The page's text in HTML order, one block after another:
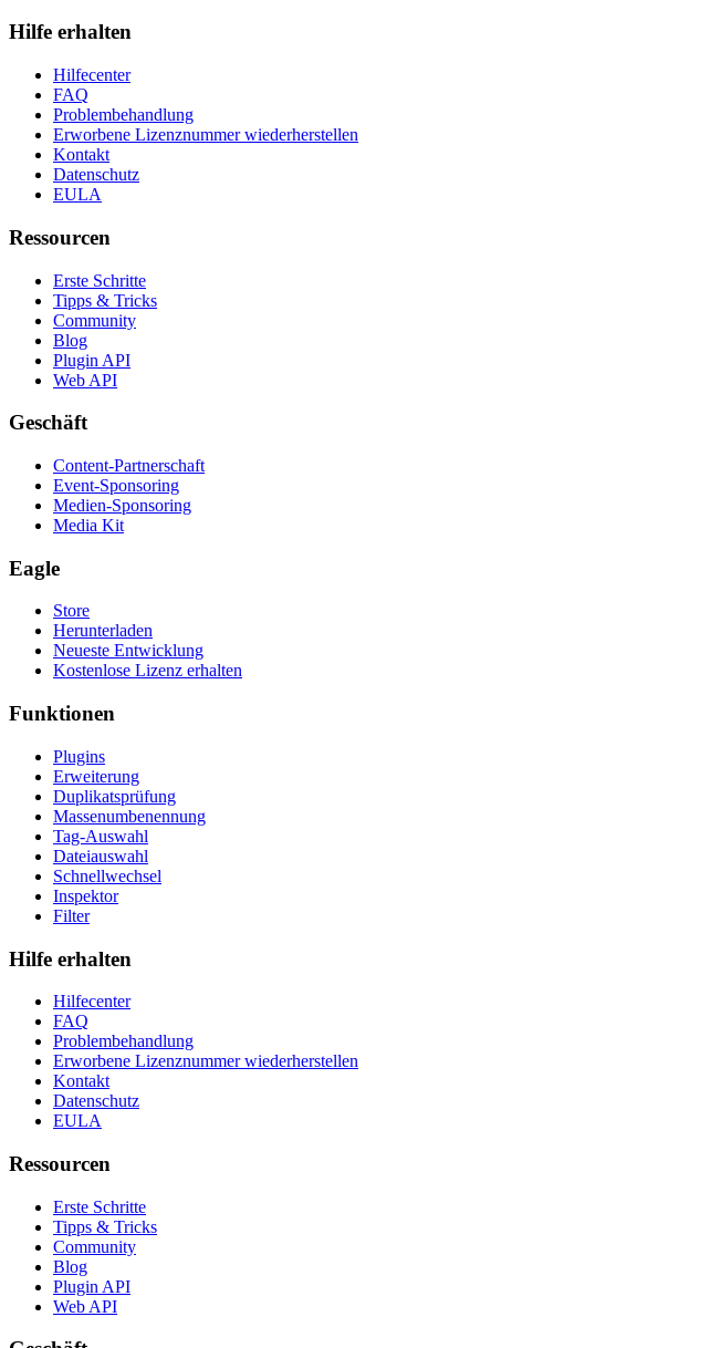
Hilfe erhalten
Hilfecenter
FAQ
Problembehandlung
Erworbene Lizenznummer wiederherstellen
Kontakt
Datenschutz
EULA
Ressourcen
Erste Schritte
Tipps & Tricks
Community
Blog
Plugin API
Web API
Geschäft
Content-Partnerschaft
Event-Sponsoring
Medien-Sponsoring
Media Kit
Eagle
Store
Herunterladen
Neueste Entwicklung
Kostenlose Lizenz erhalten
Funktionen
Plugins
Erweiterung
Duplikatsprüfung
Massenumbenennung
Tag-Auswahl
Dateiauswahl
Schnellwechsel
Inspektor
Filter
Hilfe erhalten
Hilfecenter
FAQ
Problembehandlung
Erworbene Lizenznummer wiederherstellen
Kontakt
Datenschutz
EULA
Ressourcen
Erste Schritte
Tipps & Tricks
Community
Blog
Plugin API
Web API